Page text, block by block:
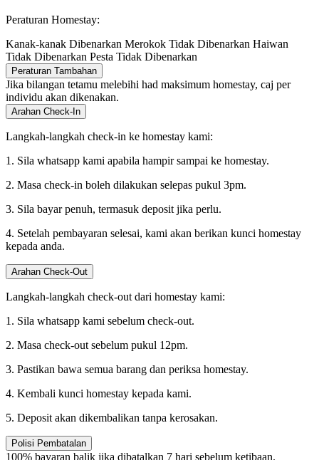
Peraturan Homestay:
Kanak-kanak Dibenarkan Merokok Tidak Dibenarkan Haiwan
Tidak Dibenarkan Pesta Tidak Dibenarkan
Peraturan Tambahan
Jika bilangan tetamu melebihi had maksimum homestay, caj per
individu akan dikenakan.
Arahan Check-In
Langkah-langkah check-in ke homestay kami:
1. Sila whatsapp kami apabila hampir sampai ke homestay.
2. Masa check-in boleh dilakukan selepas pukul 3pm.
3. Sila bayar penuh, termasuk deposit jika perlu.
4. Setelah pembayaran selesai, kami akan berikan kunci homestay
kepada anda.
Arahan Check-Out
Langkah-langkah check-out dari homestay kami:
1. Sila whatsapp kami sebelum check-out.
2. Masa check-out sebelum pukul 12pm.
3. Pastikan bawa semua barang dan periksa homestay.
4. Kembali kunci homestay kepada kami.
5. Deposit akan dikembalikan tanpa kerosakan.
Polisi Pembatalan
100% bayaran balik jika dibatalkan 7 hari sebelum ketibaan.